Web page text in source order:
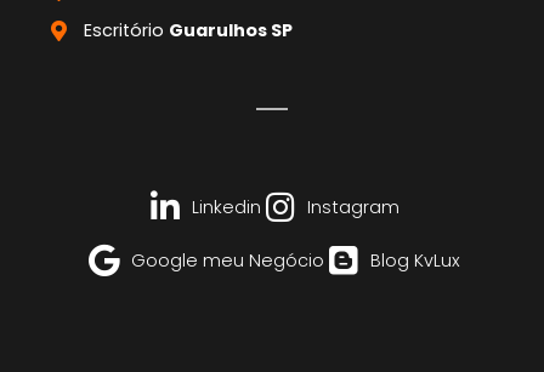
Escritório Guarulhos SP
Linkedin Instagram
Google meu Negócio Blog KvLux